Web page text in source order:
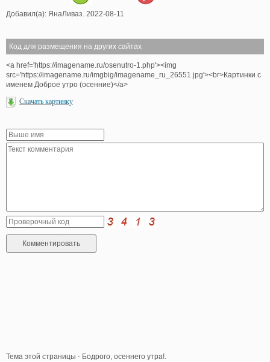
Добавил(а): ЯнаЛиваз. 2022-08-11
Код для размещения на других сайтах
<a href='https://imagename.ru/osenutro-1.php'><img
src='https://imagename.ru/imgbig/imagename_ru_26551.jpg'><br>Картинки с
именем Доброе утро (осенние)</a>
Скачать картинку
Тема этой страницы - Бодрого, осеннего утра!.